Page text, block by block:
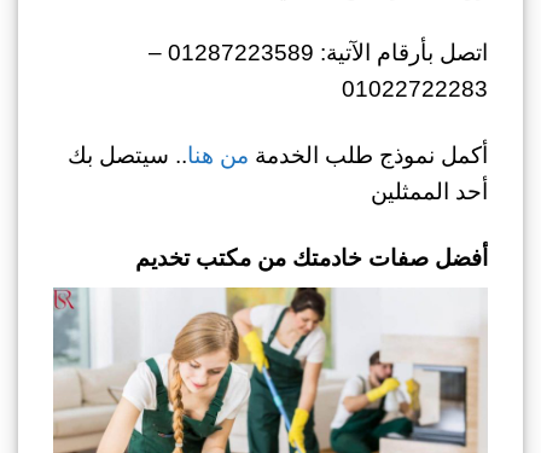
اتصل بأرقام الآتية: 01287223589 –
01022722283
أكمل نموذج طلب الخدمة من هنا.. سيتصل بك
أحد الممثلين
أفضلصفات خادمتك من مكتب تخديم